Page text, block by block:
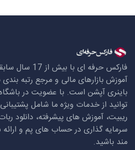
فارکس حرفه ای
آموزش بازارهای مالی و مرجع رتبه
باینری آپشن است. با عضویت در
توانید از خدمات ویژه ما شامل
ریبیت، آموزش های پیشرفته، دانلود
سرمایه گذاری در حساب های پم و
مند باشید.